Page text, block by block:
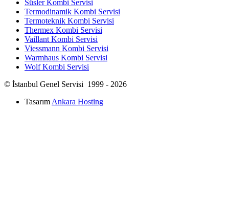
Süsler Kombi Servisi
Termodinamik Kombi Servisi
Termoteknik Kombi Servisi
Thermex Kombi Servisi
Vaillant Kombi Servisi
Viessmann Kombi Servisi
Warmhaus Kombi Servisi
Wolf Kombi Servisi
© İstanbul Genel Servisi 1999 - 2026
Tasarım Ankara Hosting